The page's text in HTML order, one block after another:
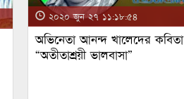
২০২০ জুন ২৭ ১১:১৮:৫৪
অভিনেতা আনন্দ খালেদের কবিতা
“অতীতাশ্রয়ী ভালবাসা”